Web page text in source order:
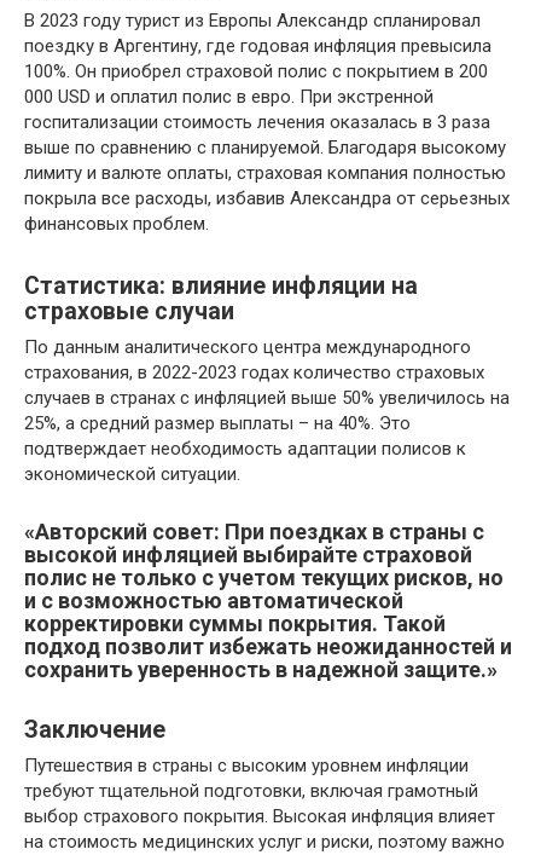
В 2023 году турист из Европы Александр спланировал
поездку в Аргентину, где годовая инфляция превысила
100%. Он приобрел страховой полис с покрытием в 200
000 USD и оплатил полис в евро. При экстренной
госпитализации стоимость лечения оказалась в 3 раза
выше по сравнению с планируемой. Благодаря высокому
лимиту и валюте оплаты, страховая компания полностью
покрыла все расходы, избавив Александра от серьезных
финансовых проблем.
Статистика: влияние инфляции на
страховые случаи
По данным аналитического центра международного
страхования, в 2022-2023 годах количество страховых
случаев в странах с инфляцией выше 50% увеличилось на
25%, а средний размер выплаты – на 40%. Это
подтверждает необходимость адаптации полисов к
экономической ситуации.
«Авторский совет: При поездках в страны с
высокой инфляцией выбирайте страховой
полис не только с учетом текущих рисков, но
и с возможностью автоматической
корректировки суммы покрытия. Такой
подход позволит избежать неожиданностей и
сохранить уверенность в надежной защите.»
Заключение
Путешествия в страны с высоким уровнем инфляции
требуют тщательной подготовки, включая грамотный
выбор страхового покрытия. Высокая инфляция влияет
на стоимость медицинских услуг и риски, поэтому важно